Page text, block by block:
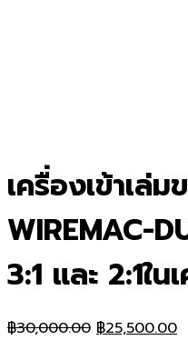
เครื่องเข้าเล่
WIREMAC-
3:1 และ 2:1ใ
฿30,000.00 Original
฿25,500.00